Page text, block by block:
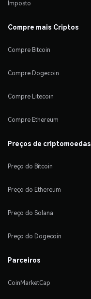
Imposto
Compre mais Criptos
Compre Bitcoin
Compre Dogecoin
Compre Litecoin
Compre Ethereum
Preços de criptomoedas
Preço do Bitcoin
Preço do Ethereum
Preço do Solana
Preço do Dogecoin
Parceiros
CoinMarketCap